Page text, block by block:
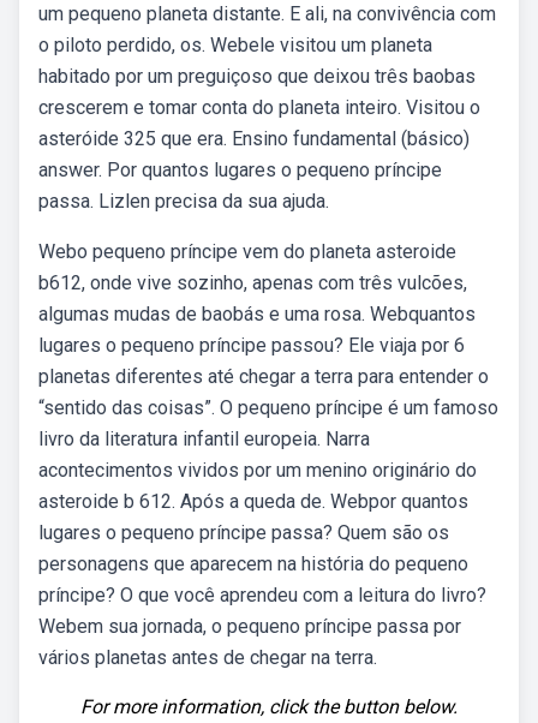
um pequeno planeta distante. E ali, na convivência com
o piloto perdido, os. Webele visitou um planeta
habitado por um preguiçoso que deixou três baobas
crescerem e tomar conta do planeta inteiro. Visitou o
asteróide 325 que era. Ensino fundamental (básico)
answer. Por quantos lugares o pequeno príncipe
passa. Lizlen precisa da sua ajuda.
Webo pequeno príncipe vem do planeta asteroide
b612, onde vive sozinho, apenas com três vulcões,
algumas mudas de baobás e uma rosa. Webquantos
lugares o pequeno príncipe passou? Ele viaja por 6
planetas diferentes até chegar a terra para entender o
“sentido das coisas”. O pequeno príncipe é um famoso
livro da literatura infantil europeia. Narra
acontecimentos vividos por um menino originário do
asteroide b 612. Após a queda de. Webpor quantos
lugares o pequeno príncipe passa? Quem são os
personagens que aparecem na história do pequeno
príncipe? O que você aprendeu com a leitura do livro?
Webem sua jornada, o pequeno príncipe passa por
vários planetas antes de chegar na terra.
For more information, click the button below.